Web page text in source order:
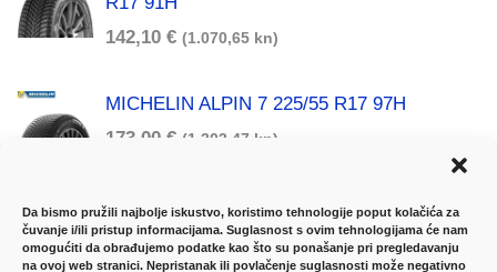
Da bismo pružili najbolje iskustvo, koristimo tehnologije poput kolačića za
čuvanje i/ili pristup informacijama. Suglasnost s ovim tehnologijama će nam
omogućiti da obrađujemo podatke kao što su ponašanje pri pregledavanju
na ovoj web stranici. Nepristanak ili povlačenje suglasnosti može negativno
142,10 € (1.070,65 kn)
MICHELIN ALPIN 7 225/55 R17 97H
173,00 € (1.303,47 kn)